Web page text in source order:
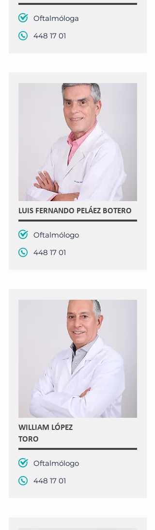
Oftalmóloga
448 17 01
LUIS FERNANDO PELÁEZ BOTERO
Oftalmólogo
448 17 01
WILLIAM LÓPEZ
TORO
Oftalmólogo
448 17 01